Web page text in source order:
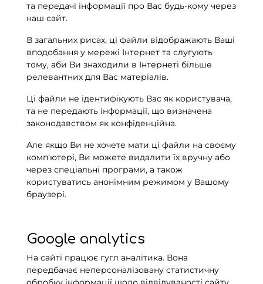
та передачі інформації про Вас будь-кому через
наш сайт.
В загальних рисах, ці файли відображають Ваші
вподобання у мережі Інтернет та слугують
тому, аби Ви знаходили в Інтернеті більше
релевантних для Вас матеріалів.
Ці файли не ідентифікують Вас як користувача,
та не передають інформації, що визначена
законодавством як конфіденційна.
Але якщо Ви не хочете мати ці файли на своєму
комп'ютері, Ви можете видалити їх вручну або
через спеціальні програми, а також
користуватись анонімним режимом у Вашому
браузері.
Google analytics
На сайті працює гугл аналітика. Вона
передбачає неперсоналізовану статистичну